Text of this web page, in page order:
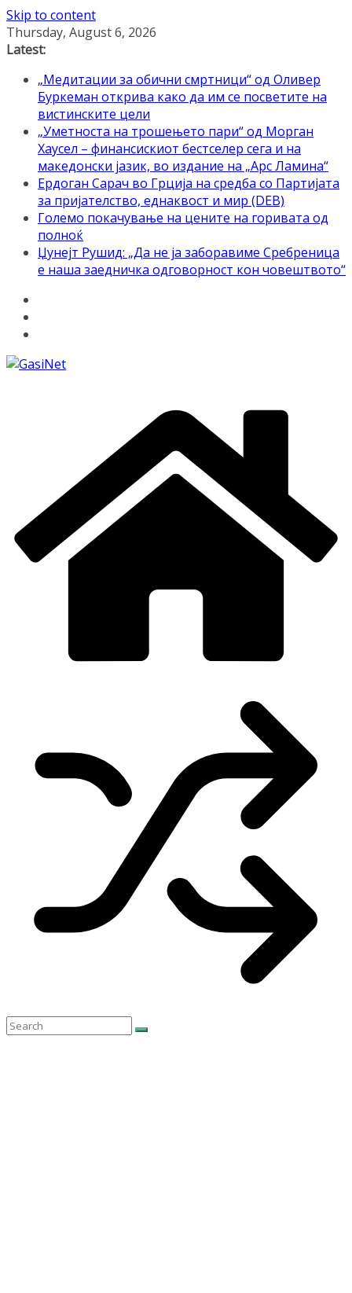
Skip to content
Thursday, August 6, 2026
Latest:
„Медитации за обични смртници“ од Оливер
Буркеман открива како да им се посветите на
вистинските цели
„Уметноста на трошењето пари“ од Морган
Хаусел – финансискиот бестселер сега и на
македонски јазик, во издание на „Арс Ламина“
Ердоган Сарач во Грција на средба со Партијата
за пријателство, еднаквост и мир (DEB)
Големо покачување на цените на горивата од
полноќ
Џунејт Рушид: „Да не ја заборавиме Сребреница
е наша заедничка одговорност кон човештвото“